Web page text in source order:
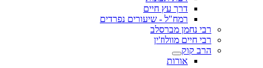
דרך עץ חיים
רמח"ל - שיעורים נפרדים
רבי נחמן מברסלב
רבי חיים מוולוז'ין
הרב קוק
אורות